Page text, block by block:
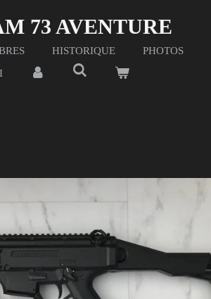
73 AVENTURE
HISTORIQUE PHOTOS